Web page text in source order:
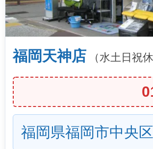
福岡天神店 （水土日祝休
福岡県福岡市中央